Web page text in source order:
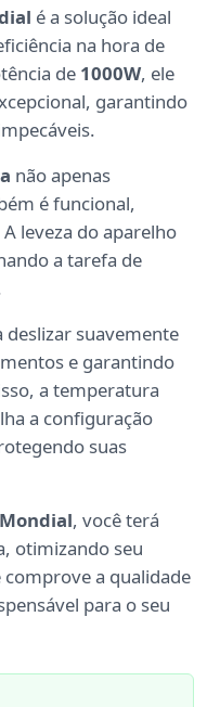
é a solução ideal
na hora de
de 1000W, ele
garantindo
não apenas
é funcional,
leveza do aparelho
a tarefa de
suavemente
e garantindo
a temperatura
a configuração
suas
, você terá
otimizando seu
a qualidade
para o seu